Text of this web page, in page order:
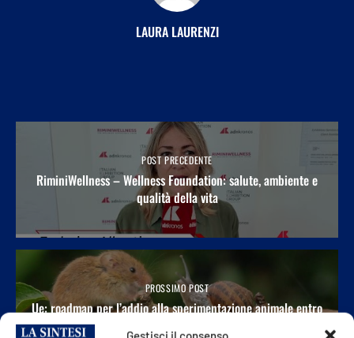
LAURA LAURENZI
POST PRECEDENTE
RiminiWellness – Wellness Foundation: salute, ambiente e
qualità della vita
PROSSIMO POST
Ue: roadmap per l’addio alla sperimentazione animale entro